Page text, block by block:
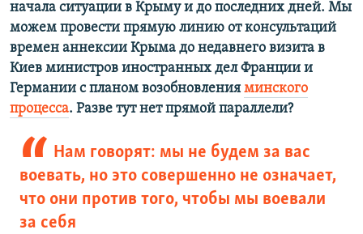
начала ситуации в Крыму и до последних дней. Мы
можем провести прямую линию от консультаций
времен аннексии Крыма до недавнего визита в
Киев министров иностранных дел Франции и
Германии с планом возобновления минского
процесса. Разве тут нет прямой параллели?
Нам говорят: мы не будем за вас
воевать, но это совершенно не означает,
что они против того, чтобы мы воевали
за себя